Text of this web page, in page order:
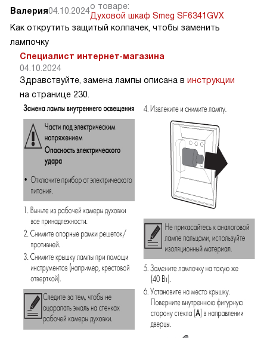
Валерия04.10.2024о товаре:
Духовой шкаф Smeg SF6341GVX
Как открутить защитый колпачек, чтобы заменить
лампочку
Специалист интернет-магазина
04.10.2024
Здравствуйте, замена лампы описана в инструкции
на странице 230.